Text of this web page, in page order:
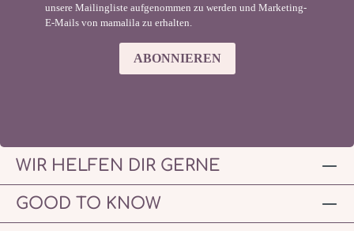
unsere Mailingliste aufgenommen zu werden und Marketing-
E-Mails von mamalila zu erhalten.
ABONNIEREN
WIR HELFEN DIR GERNE
GOOD TO KNOW